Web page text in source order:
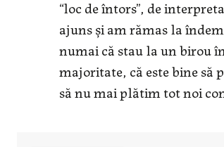
“loc de întors”, de
ajuns și am rămas la
numai că stau la un birou în
majoritate, că este bine să
să nu mai plătim tot noi